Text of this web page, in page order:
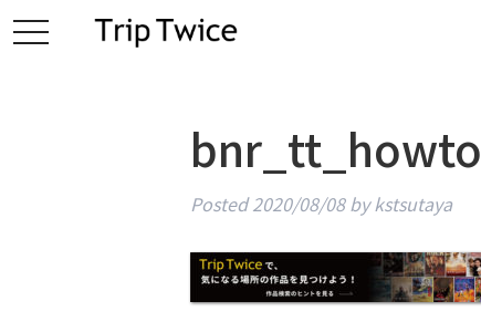
toggle
bnr_tt_howto
Posted2020/08/08 by kstsutaya